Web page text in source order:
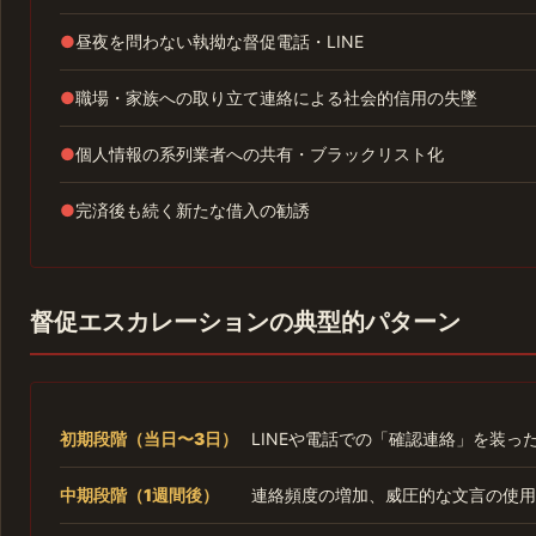
●昼夜を問わない執拗な督促電話・LINE
●職場・家族への取り立て連絡による社会的信用の失墜
●個人情報の系列業者への共有・ブラックリスト化
●完済後も続く新たな借入の勧誘
督促エスカレーションの典型的パターン
初期段階（当日〜3日） LINEや電話での「確認連絡」を装っ
中期段階（1週間後） 連絡頻度の増加、威圧的な文言の使用